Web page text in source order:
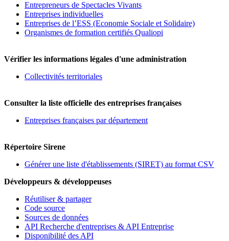
Entrepreneurs de Spectacles Vivants
Entreprises individuelles
Entreprises de l’ESS (Economie Sociale et Solidaire)
Organismes de formation certifiés Qualiopi
Vérifier les informations légales d'une administration
Collectivités territoriales
Consulter la liste officielle des entreprises françaises
Entreprises françaises par département
Répertoire Sirene
Générer une liste d'établissements (SIRET) au format CSV
Développeurs & développeuses
Réutiliser & partager
Code source
Sources de données
API Recherche d'entreprises & API Entreprise
Disponibilité des API